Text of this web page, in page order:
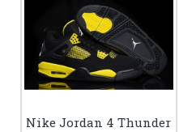
Nike Jordan 4 Thunder